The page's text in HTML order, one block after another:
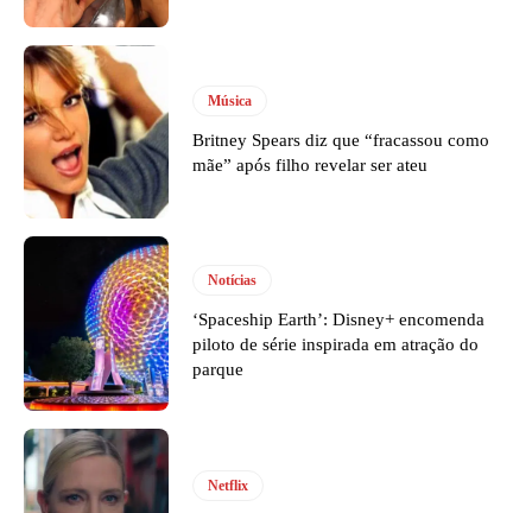
Música
Britney Spears diz que “fracassou como
mãe” após filho revelar ser ateu
Notícias
‘Spaceship Earth’: Disney+ encomenda
piloto de série inspirada em atração do
parque
Netflix